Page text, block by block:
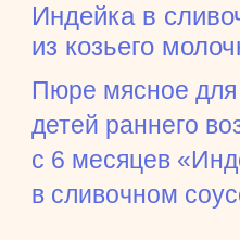
Индейка в
из козьего
Пюре мясное для
детей раннего
с 6 месяцев
в сливочном